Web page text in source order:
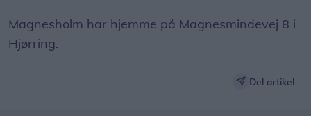
Magnesholm har hjemme på Magnesmindevej 8 i
Hjørring.
Del artikel